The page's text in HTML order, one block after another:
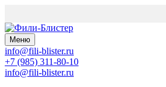
Меню
info@fili-blister.ru
+7 (985) 311-80-10
info@fili-blister.ru